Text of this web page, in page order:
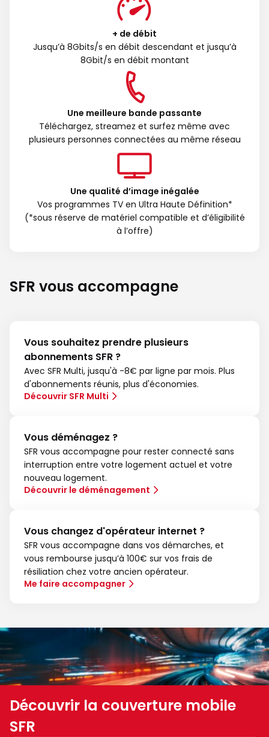
+ de débit
Jusqu’à 8Gbits/s en débit descendant et jusqu’à
8Gbit/s en débit montant
Une meilleure bande passante
Téléchargez, streamez et surfez même avec
plusieurs personnes connectées au même réseau
Une qualité d’image inégalée
Vos programmes TV en Ultra Haute Définition*
(*sous réserve de matériel compatible et d’éligibilité
à l’offre)
SFR vous accompagne
Vous souhaitez prendre plusieurs
abonnements SFR ?
Avec SFR Multi, jusqu'à -8€ par ligne par mois. Plus
d'abonnements réunis, plus d'économies.
Découvrir SFR Multi
Vous déménagez ?
SFR vous accompagne pour rester connecté sans
interruption entre votre logement actuel et votre
nouveau logement.
Découvrir le déménagement
Vous changez d'opérateur internet ?
SFR vous accompagne dans vos démarches, et
vous rembourse jusqu’à 100€ sur vos frais de
résiliation chez votre ancien opérateur.
Me faire accompagner
Découvrir la couverture mobile
SFR